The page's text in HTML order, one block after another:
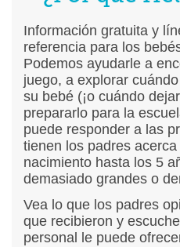
Información gratuita y
referencia para los
Podemos ayudarle a
juego, a explorar
su bebé (¡o cuándo
prepararlo para la
puede responder a las
tienen los padres
nacimiento hasta los 5
demasiado grandes o
Vea lo que los padres
que recibieron y
personal le puede